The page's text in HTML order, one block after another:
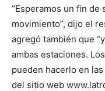
“Esperamos un fin de
movimiento”, dijo el
agregó también que
ambas estaciones.
pueden hacerlo en
del sitio web